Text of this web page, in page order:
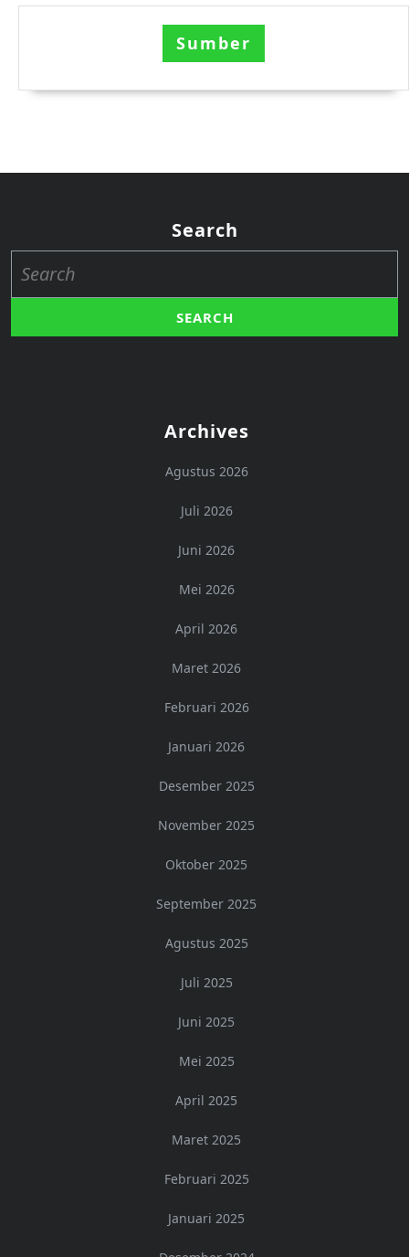
Sumber
Search
for:
Archives
Agustus 2026
Juli 2026
Juni 2026
Mei 2026
April 2026
Maret 2026
Februari 2026
Januari 2026
Desember 2025
November 2025
Oktober 2025
September 2025
Agustus 2025
Juli 2025
Juni 2025
Mei 2025
April 2025
Maret 2025
Februari 2025
Januari 2025